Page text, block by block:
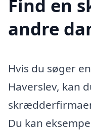
Find en
andre
Hvis du søger
Haverslev, kan
Du kan